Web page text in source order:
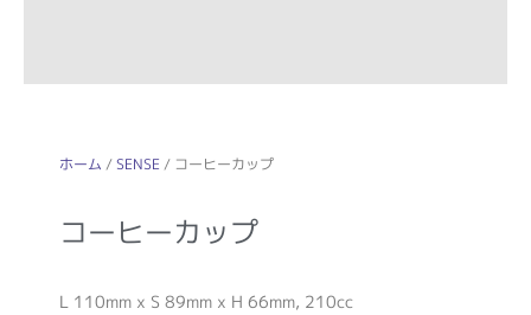
ホーム /SENSE / コーヒーカップ
コーヒーカップ
L 110mm x S 89mm x H 66mm, 210cc